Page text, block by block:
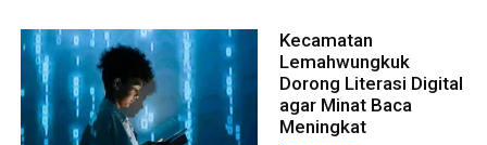
Kecamatan
Lemahwungkuk
Dorong Literasi Digital
agar Minat Baca
Meningkat